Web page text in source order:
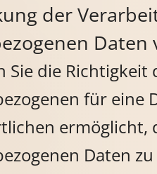
der
Daten
Sie die
für eine
ermöglicht,
Daten